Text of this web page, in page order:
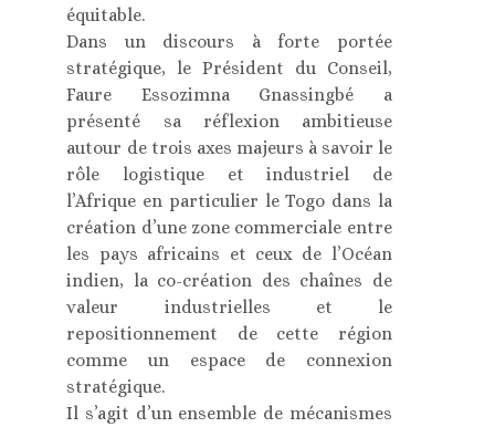
équitable.
Dans un discours à forte portée
stratégique, le Président du Conseil,
Faure Essozimna Gnassingbé a
présenté sa réflexion ambitieuse
autour de trois axes majeurs à savoir le
rôle logistique et industriel de
l’Afrique en particulier le Togo dans la
création d’une zone commerciale entre
les pays africains et ceux de l’Océan
indien, la co-création des chaînes de
valeur industrielles et le
repositionnement de cette région
comme un espace de connexion
stratégique.
Il s’agit d’un ensemble de mécanismes